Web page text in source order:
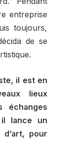
entreprise
toujours,
de se
il est en
lieux
échanges
lance un
pour